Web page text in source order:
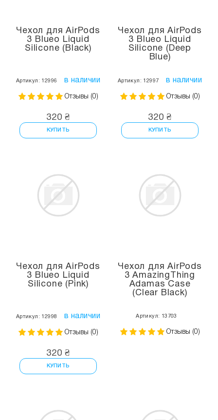
Чехол для AirPods
3 Blueo Liquid
Silicone (Black)
Артикул: 12996 в наличии
Отзывы (0)
320 ₴
КУПИТЬ
Чехол для AirPods
3 Blueo Liquid
Silicone (Deep
Blue)
Артикул: 12997 в наличии
Отзывы (0)
320 ₴
КУПИТЬ
Чехол для AirPods
3 Blueo Liquid
Silicone (Pink)
Артикул: 12998 в наличии
Отзывы (0)
320 ₴
КУПИТЬ
Чехол для AirPods
3 AmazingThing
Adamas Case
(Clear Black)
Артикул: 13703
Отзывы (0)